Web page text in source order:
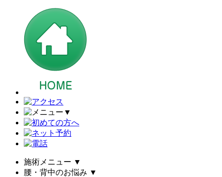
▼
施術メニュー ▼
腰・背中のお悩み ▼